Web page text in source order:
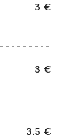
3 €
3 €
3.5 €